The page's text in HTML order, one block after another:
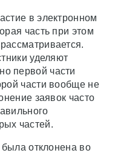
в электронном
часть при этом
уделяют
первой части
части вообще не
заявок часто
частей.
была отклонена во